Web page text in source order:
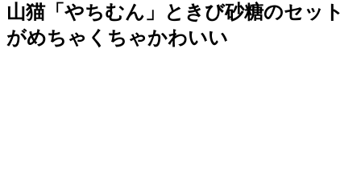
山猫「やちむん」ときび砂糖のセット
がめちゃくちゃかわいい